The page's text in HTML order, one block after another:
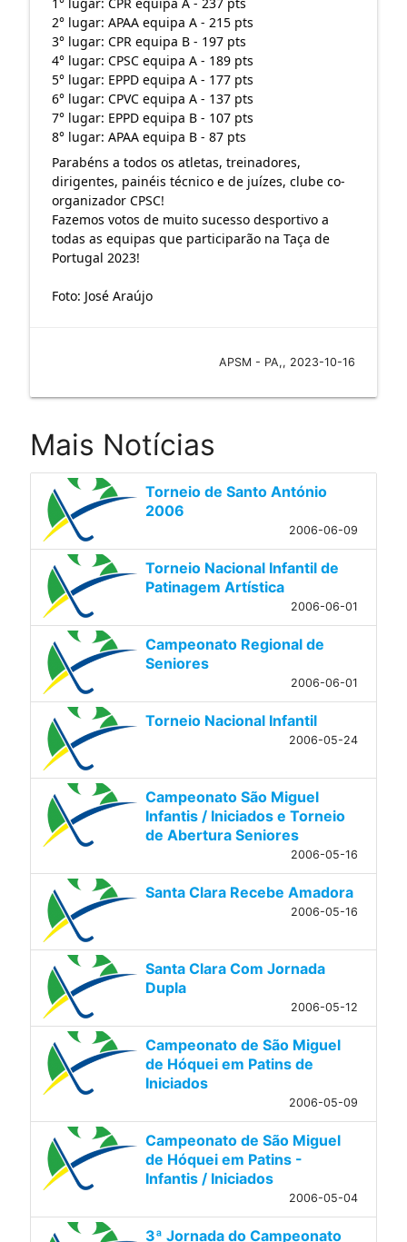
1° lugar: CPR equipa A - 237 pts
2° lugar: APAA equipa A - 215 pts
3° lugar: CPR equipa B - 197 pts
4° lugar: CPSC equipa A - 189 pts
5° lugar: EPPD equipa A - 177 pts
6° lugar: CPVC equipa A - 137 pts
7° lugar: EPPD equipa B - 107 pts
8° lugar: APAA equipa B - 87 pts
Parabéns a todos os atletas, treinadores,
dirigentes, painéis técnico e de juízes, clube co-
organizador CPSC!
Fazemos votos de muito sucesso desportivo a
todas as equipas que participarão na Taça de
Portugal 2023!
Foto: José Araújo
APSM - PA,, 2023-10-16
Mais Notícias
Torneio de Santo António
2006
2006-06-09
Torneio Nacional Infantil de
Patinagem Artística
2006-06-01
Campeonato Regional de
Seniores
2006-06-01
Torneio Nacional Infantil
2006-05-24
Campeonato São Miguel
Infantis / Iniciados e Torneio
de Abertura Seniores
2006-05-16
Santa Clara Recebe Amadora
2006-05-16
Santa Clara Com Jornada
Dupla
2006-05-12
Campeonato de São Miguel
de Hóquei em Patins de
Iniciados
2006-05-09
Campeonato de São Miguel
de Hóquei em Patins -
Infantis / Iniciados
2006-05-04
3ª Jornada do Campeonato